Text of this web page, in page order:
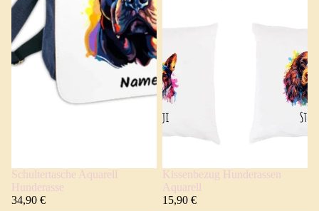
Schultertasche Aquarell
Hunderasse
34,90 €
Kissenbezug Hunderassen
Aquarell
15,90 €